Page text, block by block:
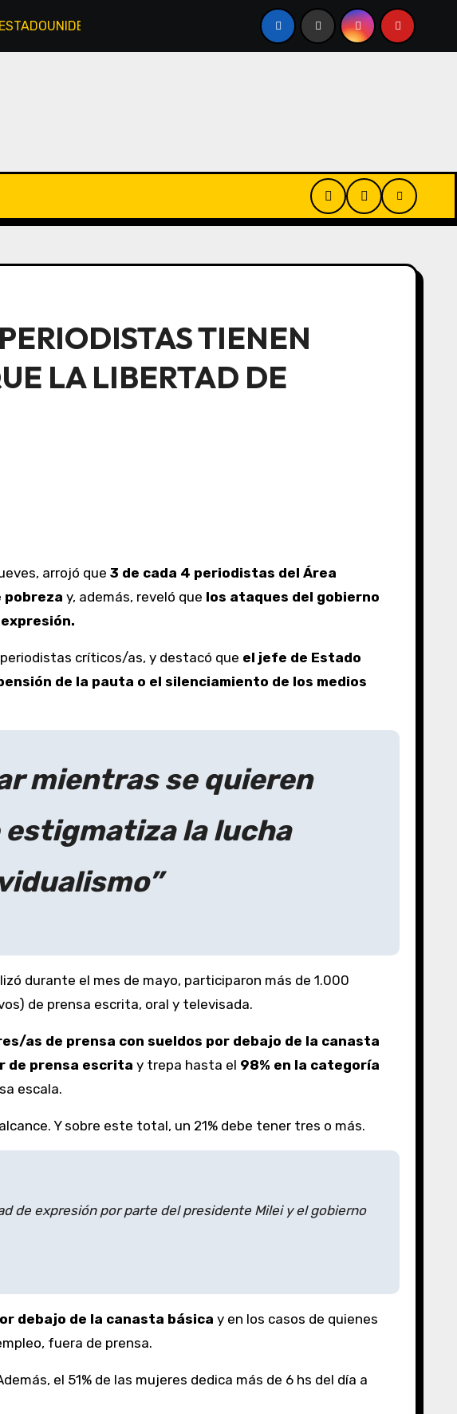
FELIPE SOLÁ EN QR: «CON LA TIERRA NO SE
TIENEN
LA LIBERTAD DE
arrojó que 3 de cada 4 periodistas del Área
pobreza y, además, reveló que los ataques del gobierno
críticos/as, y destacó que el jefe de Estado
de la pauta o el silenciamiento de los medios
mientras se quieren
la lucha
durante el mes de mayo, participaron más de 1.000
de prensa escrita, oral y televisada.
as de prensa con sueldos por debajo de la canasta
de prensa escrita y trepa hasta el 98% en la categoría
escala.
Y sobre este total, un 21% debe tener tres o más.
de expresión por parte del presidente Milei y el gobierno
debajo de la canasta básica y en los casos de quienes
fuera de prensa.
el 51% de las mujeres dedica más de 6 hs del día a